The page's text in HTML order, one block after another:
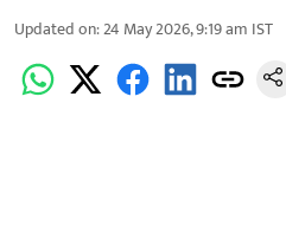
Updated on:24 May 2026, 9:19 am IST